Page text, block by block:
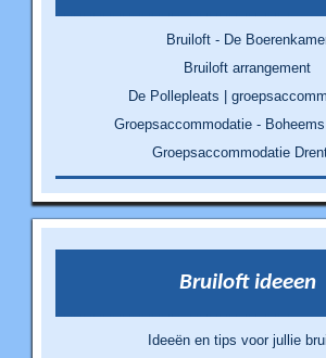
Bruiloft - De
Bruiloft arrangement
De Pollepleats |
Groepsaccommodatie -
Groepsaccommodatie
Bruiloft ideeen
Ideeën en tips voor jullie